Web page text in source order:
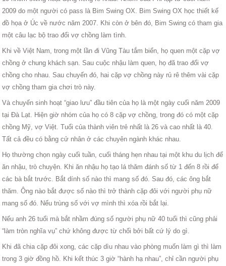
2009 do một người có pass là Bim Swing OX. Bim Swing OX học thiết kế
đồ họa ở Úc về nước năm 2007. Khi còn ở bên đó, Bim Swing có tham gia
một câu lạc bộ trao đổi vợ chồng làm tình.
Khi về Việt Nam, trong một lần đi Vũng Tàu tắm biển, họ quen một cặp vợ
chồng ở chung khách sạn. Sau cuộc nhậu làm quen, họ đã trao đổi vợ
chồng cho nhau. Sau chuyến đó, hai cặp vợ chồng này rủ rê thêm vài cặp
vợ chồng tham gia chơi trò này.
Và chuyến sinh hoạt “giao lưu” đầu tiên của họ là một ngày cuối năm 2009
tại Đà Lạt. Hiện giờ nhóm của họ có 8 cặp vợ chồng, trong đó có một cặp
chồng Mỹ, vợ Việt. Tuổi của thành viên trẻ nhất là 26 và cao nhất là 40.
Tất cả đều có bằng cử nhân ở các chuyên ngành khác nhau.
Họ thường chọn ngày cuối tuần, cuối tháng hẹn nhau tại một khu du lịch để
ăn nhậu, trò chuyện. Khi ăn nhậu họ tạo lá thăm đánh số từ 1 đến 8 rồi để
các bà bắt trước. Bắt dính số nào thì mang số đó. Sau đó, các ông bắt
thăm. Ông nào bắt được số nào thì trở thành cặp đôi với người phụ nữ
mang số đó. Nếu trùng số với vợ mình thì xóa rồi bắt lại.
Nếu anh 26 tuổi mà bắt nhầm đúng số người phụ nữ 40 tuổi thì cũng phải
“làm tròn nghĩa vụ” chứ không được từ chối bởi bất cứ lý do gì.
Khi đã chia cặp đôi xong, các cặp dìu nhau vào phòng muốn làm gì thì làm
trong 3 giờ đồng hồ. Khi kết thúc 3 giờ “hành hạ nhau”, chỉ cần người phụ